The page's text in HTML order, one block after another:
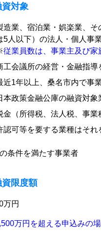
資対象
造業、宿泊業・娯楽業、そ
5人以下）の法人・個人事
従業員数は、事業主及び家
工会議所の経営・金融指導
近1年以上、桑名市内で事
本政策金融公庫の融資対象
金（所得税、法人税、事業
認可等を要する業種はそれ
条件を満たす事業者
資限度額
万円
万円を超える申込みの